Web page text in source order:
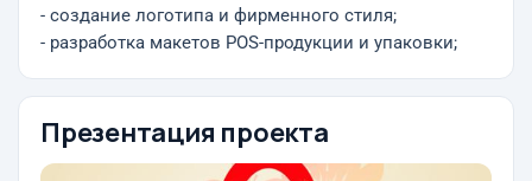
- создание логотипа и фирменного стиля;
- разработка макетов POS-продукции и упаковки;
Презентация проекта